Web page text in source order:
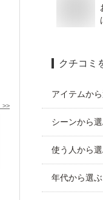
>>
クチコミ
アイテムか
シーンから
使う人から
年代から選ぶ